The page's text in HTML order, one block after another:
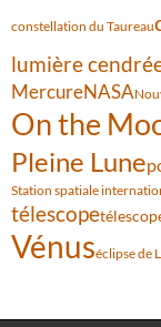
constellation du Taureau
lumière
MercureNASA
On the
Pleine Lune
Station spatiale
télescope
Vénuséclipse de